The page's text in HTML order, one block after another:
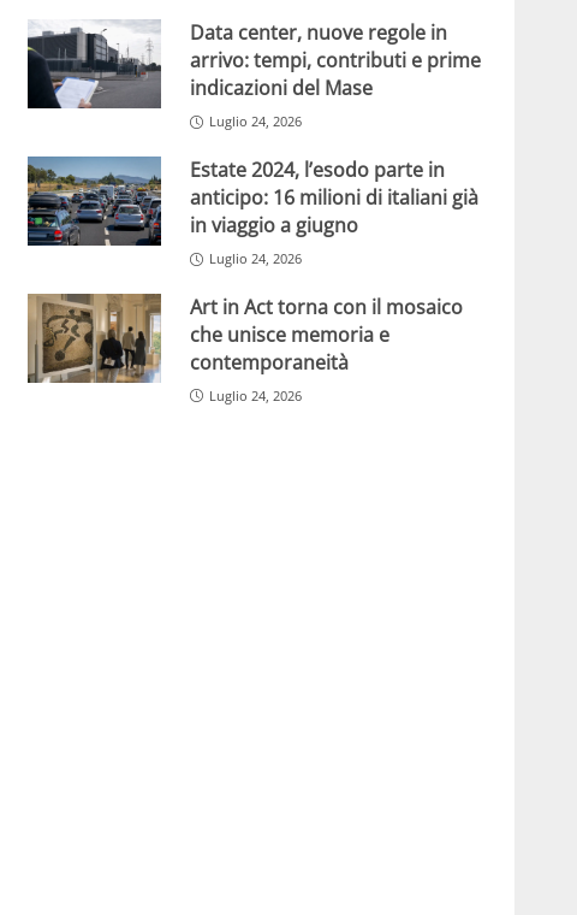
Data center, nuove regole in
arrivo: tempi, contributi e prime
indicazioni del Mase
Luglio 24, 2026
Estate 2024, l’esodo parte in
anticipo: 16 milioni di italiani già
in viaggio a giugno
Luglio 24, 2026
Art in Act torna con il mosaico
che unisce memoria e
contemporaneità
Luglio 24, 2026